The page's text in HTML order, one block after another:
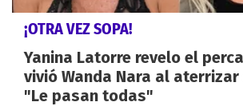
¡OTRA VEZ SOPA!
Yanina Latorre revelo el
vivió Wanda Nara al
"Le pasan todas"